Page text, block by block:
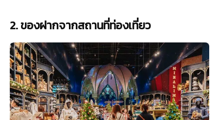
2. ของฝากจากสถานที่ท่องเที่ยว